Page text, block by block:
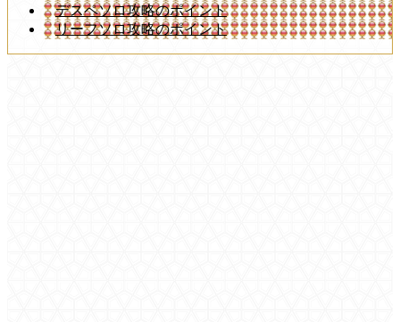
デスペソロ攻略のポイント
リーフソロ攻略のポイント